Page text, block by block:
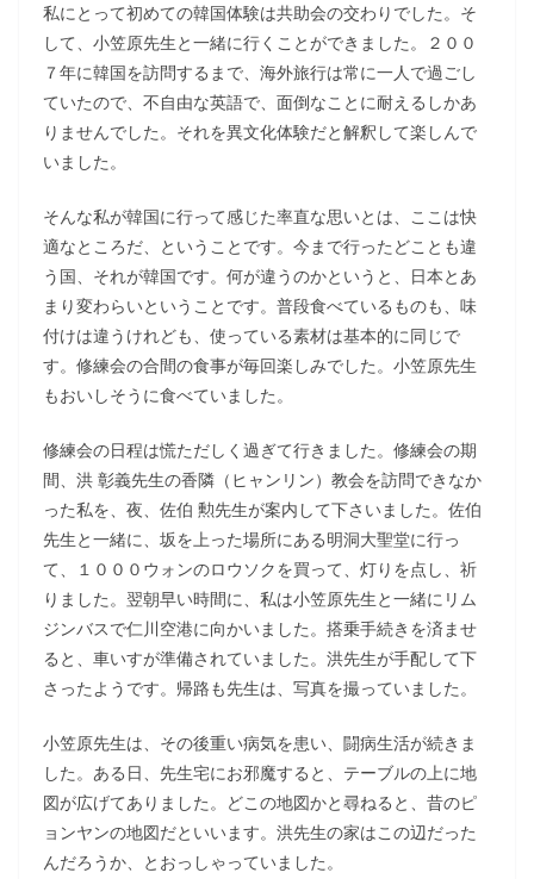
私にとって初めての韓国体験は共助会の交わりでした。そ
して、小笠原先生と一緒に行くことができました。２００
７年に韓国を訪問するまで、海外旅行は常に一人で過ごし
ていたので、不自由な英語で、面倒なことに耐えるしかあ
りませんでした。それを異文化体験だと解釈して楽しんで
いました。
そんな私が韓国に行って感じた率直な思いとは、ここは快
適なところだ、ということです。今まで行ったどことも違
う国、それが韓国です。何が違うのかというと、日本とあ
まり変わらいということです。普段食べているものも、味
付けは違うけれども、使っている素材は基本的に同じで
す。修練会の合間の食事が毎回楽しみでした。小笠原先生
もおいしそうに食べていました。
修練会の日程は慌ただしく過ぎて行きました。修練会の期
間、洪 彰義先生の香隣（ヒャンリン）教会を訪問できなか
った私を、夜、佐伯 勲先生が案内して下さいました。佐伯
先生と一緒に、坂を上った場所にある明洞大聖堂に行っ
て、１０００ウォンのロウソクを買って、灯りを点し、祈
りました。翌朝早い時間に、私は小笠原先生と一緒にリム
ジンバスで仁川空港に向かいました。搭乗手続きを済ませ
ると、車いすが準備されていました。洪先生が手配して下
さったようです。帰路も先生は、写真を撮っていました。
小笠原先生は、その後重い病気を患い、闘病生活が続きま
した。ある日、先生宅にお邪魔すると、テーブルの上に地
図が広げてありました。どこの地図かと尋ねると、昔のピ
ョンヤンの地図だといいます。洪先生の家はこの辺だった
んだろうか、とおっしゃっていました。